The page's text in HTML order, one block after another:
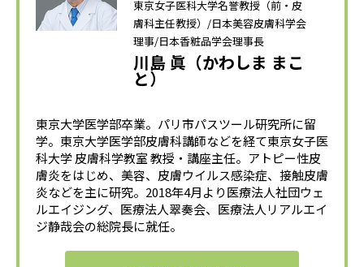
東京女子医科大学名誉教授（前・皮
膚科主任教授）/日本美容皮膚科学会
理事/日本香粧品学会理事長
川島 眞（かわしま まこ
と）
東京大学医学部卒業。パリ市パスツール研究所に留
学。東京大学医学部皮膚科講師などを経て東京女子医
科大学 皮膚科学教室 教授・講座主任。アトピー性皮
膚炎をはじめ、美容、皮膚ウイルス感染症、接触皮膚
炎などを主に研究。2018年4月より医療法人社団ウェ
ルエイジング、医療法人翠奏会、医療法人リアルエイ
ジ静哉会の総院長に就任。